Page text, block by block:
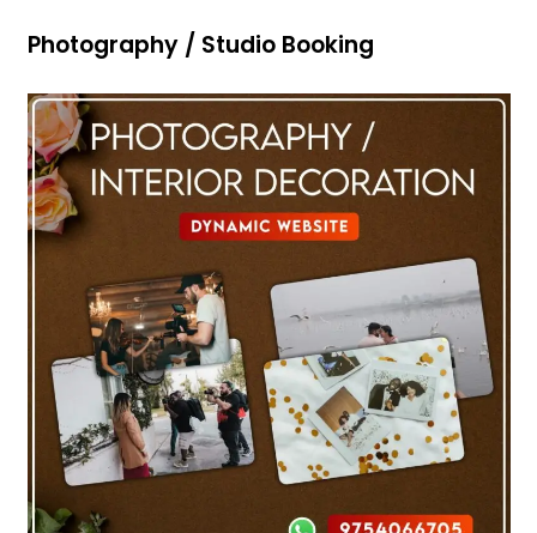
Photography / Studio Booking